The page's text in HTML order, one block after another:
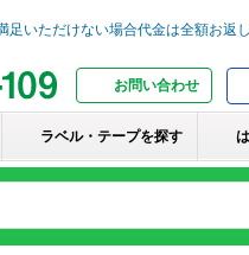
お問い合わせ
ラベル・テープを探す